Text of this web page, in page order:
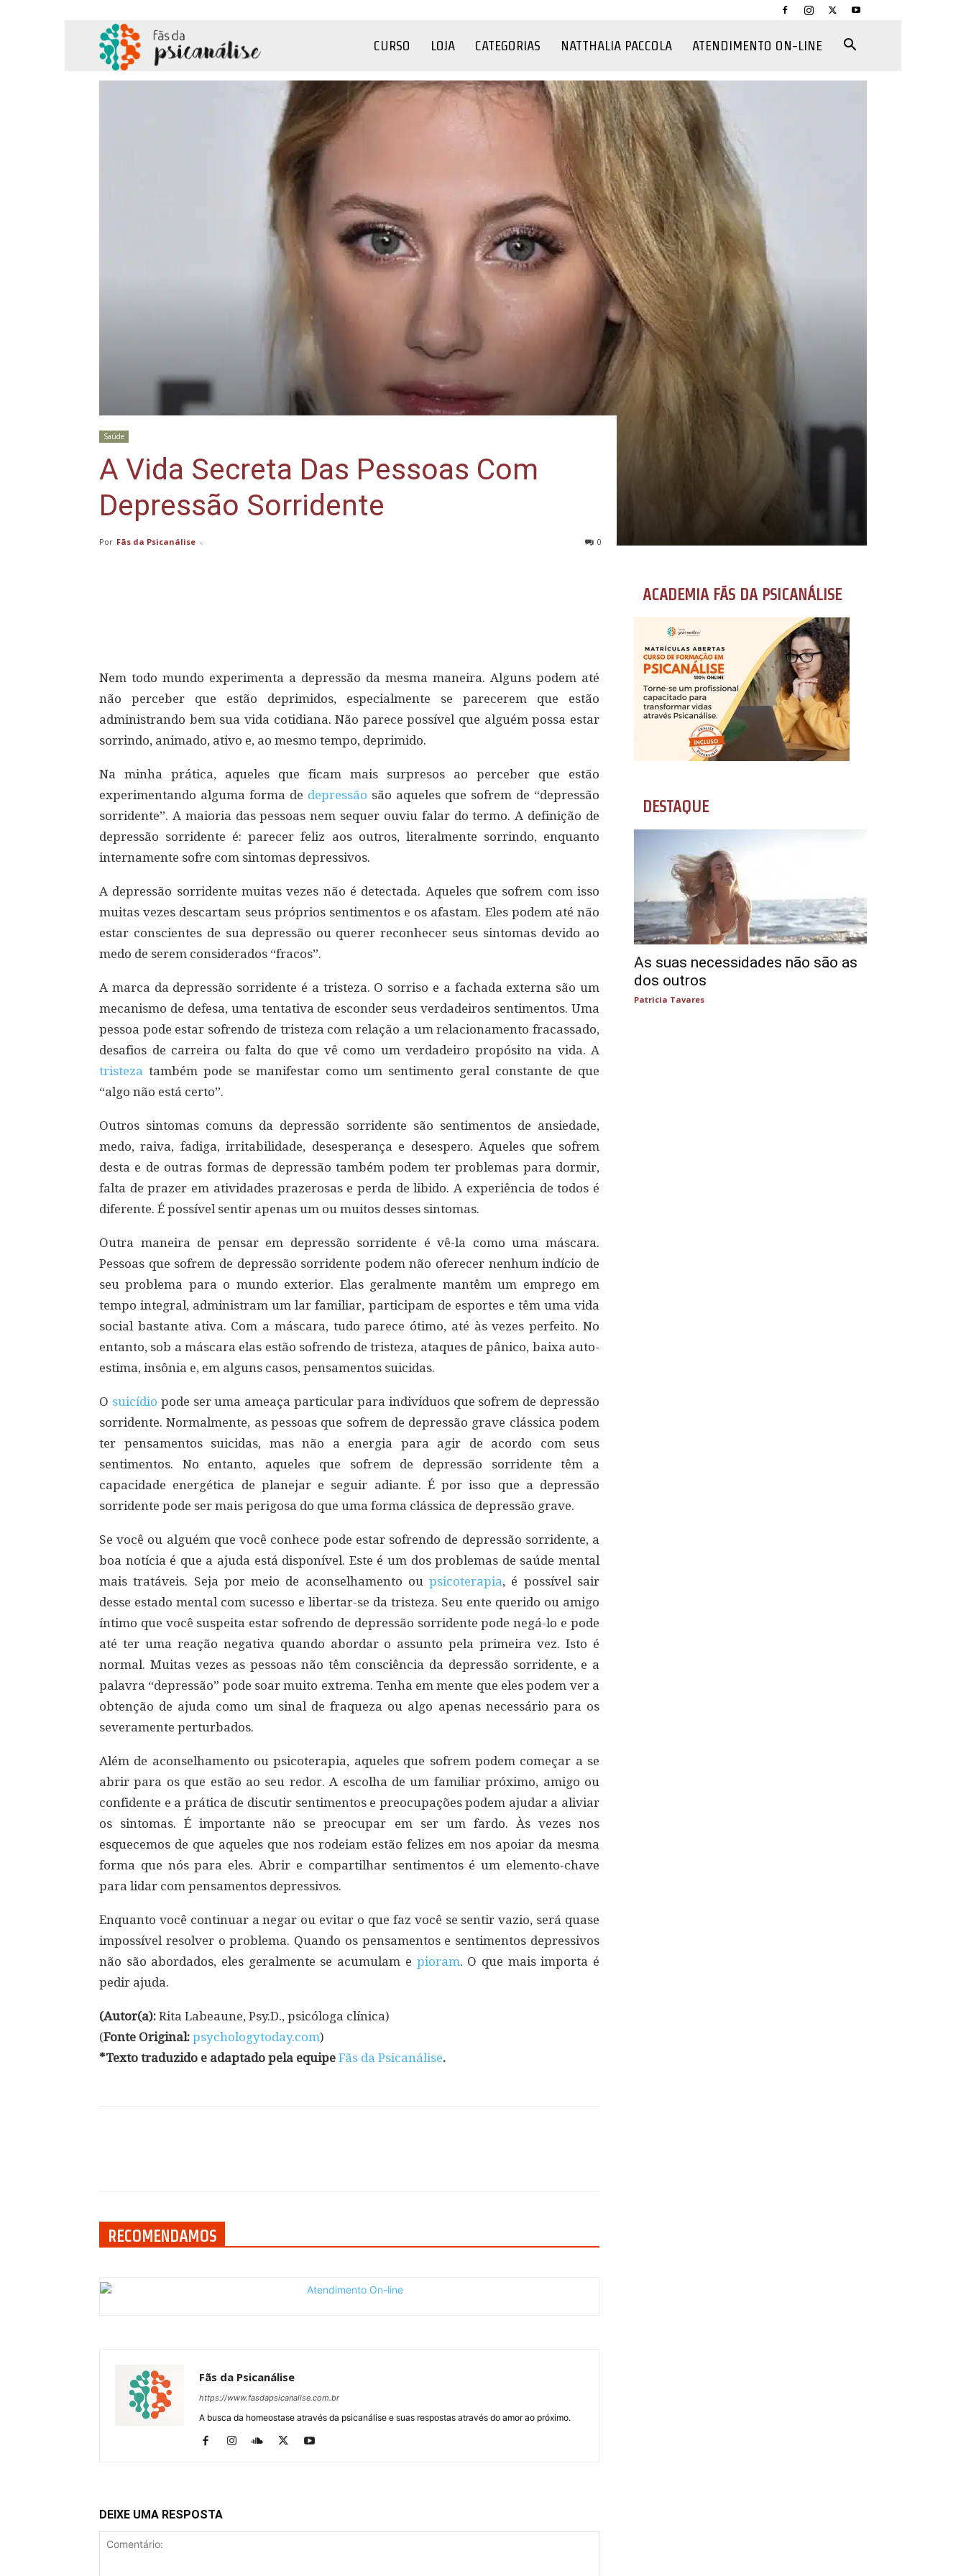
Psicanálise
CURSO LOJA CATEGORIAS NATTHALIA PACCOLA ATENDIMENTO ON-LINE
Saúde
A Vida Secreta Das Pessoas Com
Depressão Sorridente
Por Fãs da Psicanálise - 0
Nem todo mundo experimenta a depressão da mesma maneira. Alguns podem até
não perceber que estão deprimidos, especialmente se parecerem que estão
administrando bem sua vida cotidiana. Não parece possível que alguém possa estar
sorrindo, animado, ativo e, ao mesmo tempo, deprimido.
Na minha prática, aqueles que ficam mais surpresos ao perceber que estão
experimentando alguma forma de depressão são aqueles que sofrem de “depressão
sorridente”. A maioria das pessoas nem sequer ouviu falar do termo. A definição de
depressão sorridente é: parecer feliz aos outros, literalmente sorrindo, enquanto
internamente sofre com sintomas depressivos.
A depressão sorridente muitas vezes não é detectada. Aqueles que sofrem com isso
muitas vezes descartam seus próprios sentimentos e os afastam. Eles podem até não
estar conscientes de sua depressão ou querer reconhecer seus sintomas devido ao
medo de serem considerados “fracos”.
A marca da depressão sorridente é a tristeza. O sorriso e a fachada externa são um
mecanismo de defesa, uma tentativa de esconder seus verdadeiros sentimentos. Uma
pessoa pode estar sofrendo de tristeza com relação a um relacionamento fracassado,
desafios de carreira ou falta do que vê como um verdadeiro propósito na vida. A
tristeza também pode se manifestar como um sentimento geral constante de que
“algo não está certo”.
Outros sintomas comuns da depressão sorridente são sentimentos de ansiedade,
medo, raiva, fadiga, irritabilidade, desesperança e desespero. Aqueles que sofrem
desta e de outras formas de depressão também podem ter problemas para dormir,
falta de prazer em atividades prazerosas e perda de libido. A experiência de todos é
diferente. É possível sentir apenas um ou muitos desses sintomas.
Outra maneira de pensar em depressão sorridente é vê-la como uma máscara.
Pessoas que sofrem de depressão sorridente podem não oferecer nenhum indício de
seu problema para o mundo exterior. Elas geralmente mantêm um emprego em
tempo integral, administram um lar familiar, participam de esportes e têm uma vida
social bastante ativa. Com a máscara, tudo parece ótimo, até às vezes perfeito. No
entanto, sob a máscara elas estão sofrendo de tristeza, ataques de pânico, baixa auto-
estima, insônia e, em alguns casos, pensamentos suicidas.
O suicídio pode ser uma ameaça particular para indivíduos que sofrem de depressão
sorridente. Normalmente, as pessoas que sofrem de depressão grave clássica podem
ter pensamentos suicidas, mas não a energia para agir de acordo com seus
sentimentos. No entanto, aqueles que sofrem de depressão sorridente têm a
capacidade energética de planejar e seguir adiante. É por isso que a depressão
sorridente pode ser mais perigosa do que uma forma clássica de depressão grave.
Se você ou alguém que você conhece pode estar sofrendo de depressão sorridente, a
boa notícia é que a ajuda está disponível. Este é um dos problemas de saúde mental
mais tratáveis. Seja por meio de aconselhamento oupsicoterapia, é possível sair
desse estado mental com sucesso e libertar-se da tristeza. Seu ente querido ou amigo
íntimo que você suspeita estar sofrendo de depressão sorridente pode negá-lo e pode
até ter uma reação negativa quando abordar o assunto pela primeira vez. Isto é
normal. Muitas vezes as pessoas não têm consciência da depressão sorridente, e a
palavra “depressão” pode soar muito extrema. Tenha em mente que eles podem ver a
obtenção de ajuda como um sinal de fraqueza ou algo apenas necessário para os
severamente perturbados.
Além de aconselhamento ou psicoterapia, aqueles que sofrem podem começar a se
abrir para os que estão ao seu redor. A escolha de um familiar próximo, amigo ou
confidente e a prática de discutir sentimentos e preocupações podem ajudar a aliviar
os sintomas. É importante não se preocupar em ser um fardo. Às vezes nos
esquecemos de que aqueles que nos rodeiam estão felizes em nos apoiar da mesma
forma que nós para eles. Abrir e compartilhar sentimentos é um elemento-chave
para lidar com pensamentos depressivos.
Enquanto você continuar a negar ou evitar o que faz você se sentir vazio, será quase
impossível resolver o problema. Quando os pensamentos e sentimentos depressivos
não são abordados, eles geralmente se acumulam e pioram. O que mais importa é
pedir ajuda.
(Autor(a): Rita Labeaune, Psy.D., psicóloga clínica)
(Fonte Original: psychologytoday.com)
*Texto traduzido e adaptado pela equipe Fãs da Psicanálise.
RECOMENDAMOS
Fãs da Psicanálise
https://www.fasdapsicanalise.com.br
A busca da homeostase através da psicanálise e suas respostas através do amor ao próximo.
DEIXE UMA RESPOSTA
ACADEMIA FÃS DA PSICANÁLISE
DESTAQUE
As suas necessidades não são as
dos outros
Patricia Tavares